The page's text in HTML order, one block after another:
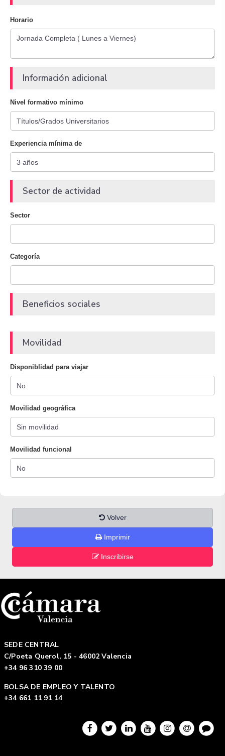
Horario
Información adicional
Nivel formativo mínimo
Experiencia mínima de
Sector de actividad
Sector
Categoría
Beneficios sociales
Movilidad
Disponiblidad para viajar
Movilidad geográfica
Movilidad funcional
Volver
Imprimir
Inscribirse
SEDE CENTRAL
C/Poeta Querol, 15 - 46002 Valencia
+34 96 310 39 00
BOLSA DE EMPLEO Y TALENTO
+34 661 11 91 14